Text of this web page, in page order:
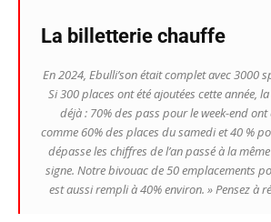
La billetterie chauffe
En 2024, Ebulli’son était complet avec 3000
Si 300 places ont été ajoutées cette année,
déjà : 70% des pass pour le week-end ont
comme 60% des places du samedi et 40 %
dépasse les chiffres de l’an passé à la
signe. Notre bivouac de 50 emplacements
est aussi rempli à 40% environ. »Pensez à